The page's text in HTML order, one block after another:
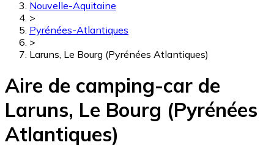
Nouvelle-Aquitaine
>
Pyrénées-Atlantiques
>
Laruns, Le Bourg (Pyrénées Atlantiques)
Aire de camping-car de
Laruns, Le Bourg (Pyrénées
Atlantiques)